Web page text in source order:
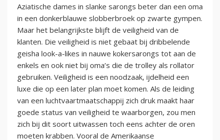
Aziatische dames in slanke sarongs beter dan een oma
in een donkerblauwe slobberbroek op zwarte gympen.
Maar het belangrijkste blijft de veiligheid van de
klanten. Die veiligheid is niet gebaat bij dribbelende
geisha look-a-likes in nauwe kokersarongs tot aan de
enkels en ook niet bij oma’s die de trolley als rollator
gebruiken. Veiligheid is een noodzaak, ijdelheid een
luxe die op een later plan moet komen. Als de leiding
van een luchtvaartmaatschappij zich druk maakt haar
goede status van veiligheid te waarborgen, zou men
zich bij dit soort uitwassen toch eens achter de oren
moeten krabben. Vooral de Amerikaanse